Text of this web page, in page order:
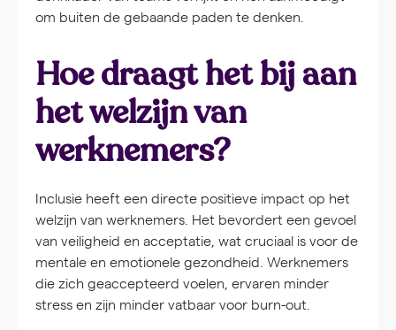
om buiten de gebaande paden te denken.
Hoe draagt het bij aan
het welzijn van
werknemers?
Inclusie heeft een directe positieve impact op het
welzijn van werknemers. Het bevordert een gevoel
van veiligheid en acceptatie, wat cruciaal is voor de
mentale en emotionele gezondheid. Werknemers
die zich geaccepteerd voelen, ervaren minder
stress en zijn minder vatbaar voor burn-out.